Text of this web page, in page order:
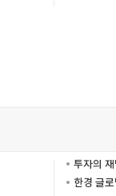
투자의
한경 글